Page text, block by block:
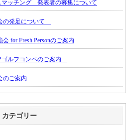
マッチング 発表者の募集について
の発足について
for Fresh Personのご案内
ゴルフコンペのご案内
のご案内
カテゴリー